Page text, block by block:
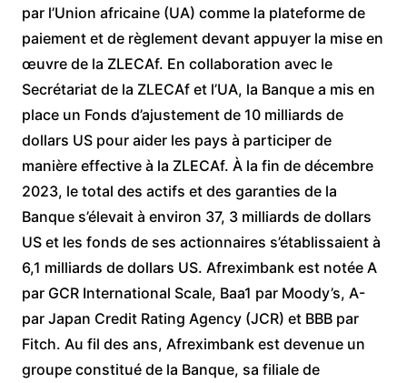
par l’Union africaine (UA) comme la plateforme de
paiement et de règlement devant appuyer la mise en
œuvre de la ZLECAf. En collaboration avec le
Secrétariat de la ZLECAf et l’UA, la Banque a mis en
place un Fonds d’ajustement de 10 milliards de
dollars US pour aider les pays à participer de
manière effective à la ZLECAf. À la fin de décembre
2023, le total des actifs et des garanties de la
Banque s’élevait à environ 37, 3 milliards de dollars
US et les fonds de ses actionnaires s’établissaient à
6,1 milliards de dollars US. Afreximbank est notée A
par GCR International Scale, Baa1 par Moody’s, A-
par Japan Credit Rating Agency (JCR) et BBB par
Fitch. Au fil des ans, Afreximbank est devenue un
groupe constitué de la Banque, sa filiale de